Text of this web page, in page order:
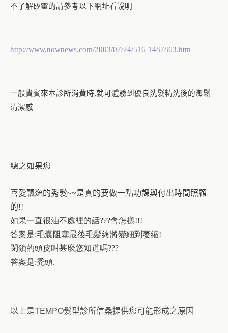
不了解矽靈的請參考以下網址看說明
http://www.nownews.com/2003/07/24/516-1487863.htm
一般貴賓來本診所消費時,就可體驗到優良洗髮精洗後的澎鬆
清潔感
總之如果您
喜愛飄逸的秀髮~~是真的要做一點功課與付出時間照顧
的!!
如果一直很油不處裡的話???會怎樣!!!
答案是:毛囊阻塞最後毛髮終將變細到萎縮!
閉鎖的頭皮叫甚麼您知道嗎???
答案是:禿頭.
以上是TEMPO髮型診所信桑提供您可能形成之原因